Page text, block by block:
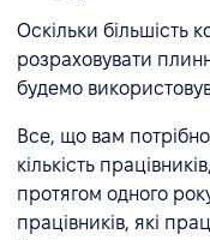
Оскільки більшість
розраховувати
будемо
Все, що вам
кількість
протягом одного
працівників, які